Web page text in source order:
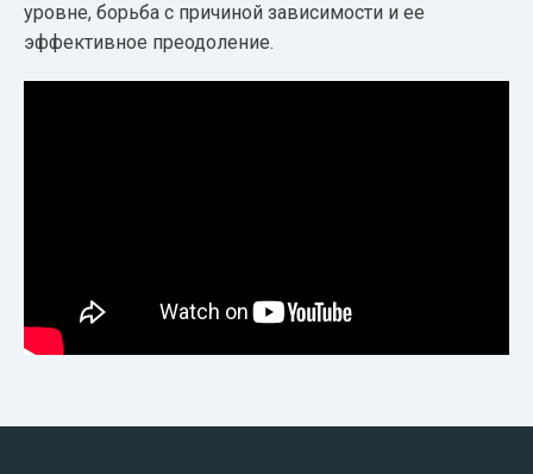
уровне, борьба с причиной зависимости и ее
эффективное преодоление.